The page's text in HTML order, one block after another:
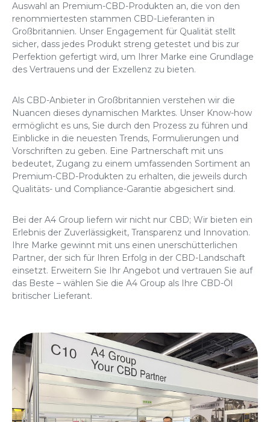
Auswahl an Premium-CBD-Produkten an, die von den
renommiertesten stammen CBD-Lieferanten in
Großbritannien. Unser Engagement für Qualität stellt
sicher, dass jedes Produkt streng getestet und bis zur
Perfektion gefertigt wird, um Ihrer Marke eine Grundlage
des Vertrauens und der Exzellenz zu bieten.
Als CBD-Anbieter in Großbritannien verstehen wir die
Nuancen dieses dynamischen Marktes. Unser Know-how
ermöglicht es uns, Sie durch den Prozess zu führen und
Einblicke in die neuesten Trends, Formulierungen und
Vorschriften zu geben. Eine Partnerschaft mit uns
bedeutet, Zugang zu einem umfassenden Sortiment an
Premium-CBD-Produkten zu erhalten, die jeweils durch
Qualitäts- und Compliance-Garantie abgesichert sind.
Bei der A4 Group liefern wir nicht nur CBD; Wir bieten ein
Erlebnis der Zuverlässigkeit, Transparenz und Innovation.
Ihre Marke gewinnt mit uns einen unerschütterlichen
Partner, der sich für Ihren Erfolg in der CBD-Landschaft
einsetzt. Erweitern Sie Ihr Angebot und vertrauen Sie auf
das Beste – wählen Sie die A4 Group als Ihre CBD-Öl
britischer Lieferant.